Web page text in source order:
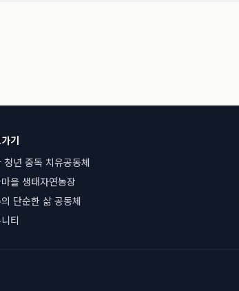
기
청년 중독 치유공동체
을 생태자연농장
단순한 삶 공동체
티